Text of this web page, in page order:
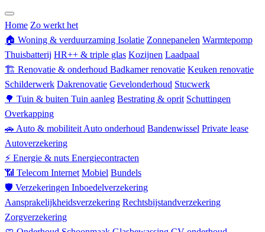
Home Zo werkt het
🏠 Woning & verduurzaming Isolatie Zonnepanelen Warmtepomp
Thuisbatterij HR++ & triple glas Kozijnen Laadpaal
🏗 Renovatie & onderhoud Badkamer renovatie Keuken renovatie
Schilderwerk Dakrenovatie Gevelonderhoud Stucwerk
🌳 Tuin & buiten Tuin aanleg Bestrating & oprit Schuttingen
Overkapping
🚗 Auto & mobiliteit Auto onderhoud Bandenwissel Private lease
Autoverzekering
⚡ Energie & nuts Energiecontracten
📶 Telecom Internet Mobiel Bundels
🛡 Verzekeringen Inboedelverzekering
Aansprakelijkheidsverzekering Rechtsbijstandverzekering
Zorgverzekering